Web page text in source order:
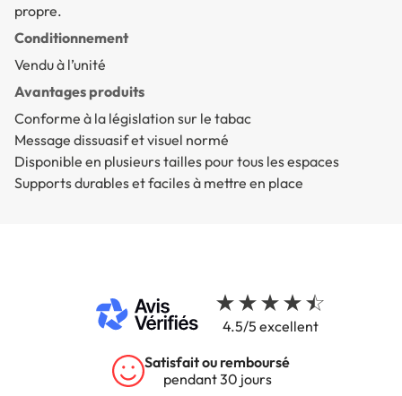
propre.
Conditionnement
Vendu à l’unité
Avantages produits
Conforme à la législation sur le tabac
Message dissuasif et visuel normé
Disponible en plusieurs tailles pour tous les espaces
Supports durables et faciles à mettre en place
4.5/5 excellent
Satisfait ou remboursé
pendant 30 jours